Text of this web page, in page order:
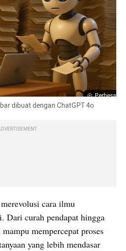
Perbesar
dibuat dengan ChatGPT 4o
cara ilmu
Dari curah pendapat hingga
mempercepat proses
yang lebih mendasar